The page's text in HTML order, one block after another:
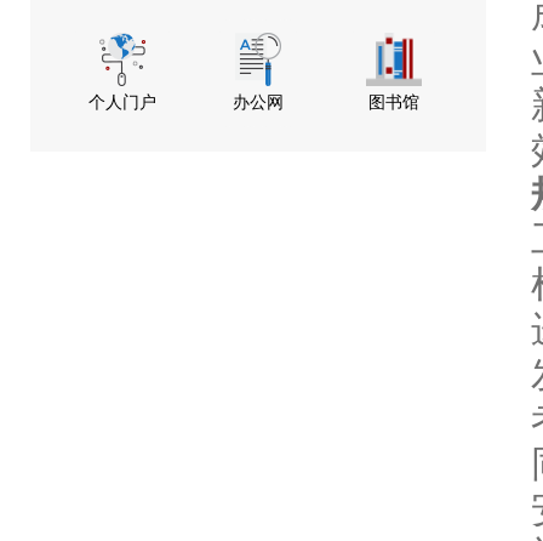
个人门户 办公网 图书馆